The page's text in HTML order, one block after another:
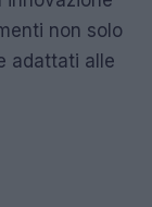
non solo
adattati alle